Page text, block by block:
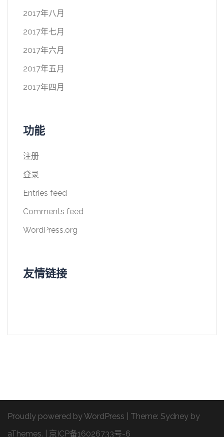
2017年八月
2017年七月
2017年六月
2017年五月
2017年四月
功能
注册
登录
Entries feed
Comments feed
WordPress.org
友情链接
Proudly powered by WordPress Theme: Sydney by
aThemes.
京ICP备16026733号-6